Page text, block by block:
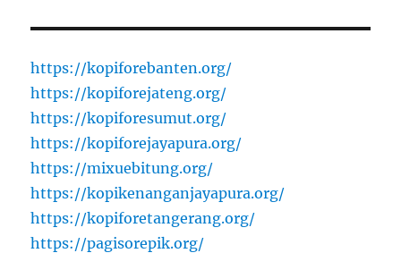
https://kopiforebanten.org/
https://kopiforejateng.org/
https://kopiforesumut.org/
https://kopiforejayapura.org/
https://mixuebitung.org/
https://kopikenanganjayapura.org/
https://kopiforetangerang.org/
https://pagisorepik.org/